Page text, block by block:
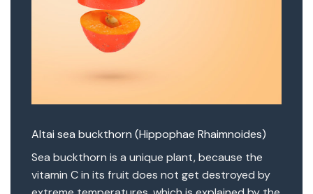
Altai sea buckthorn (Hippophae Rhaimnoides)
Sea buckthorn is a unique plant, because the
vitamin C in its fruit does not get destroyed by